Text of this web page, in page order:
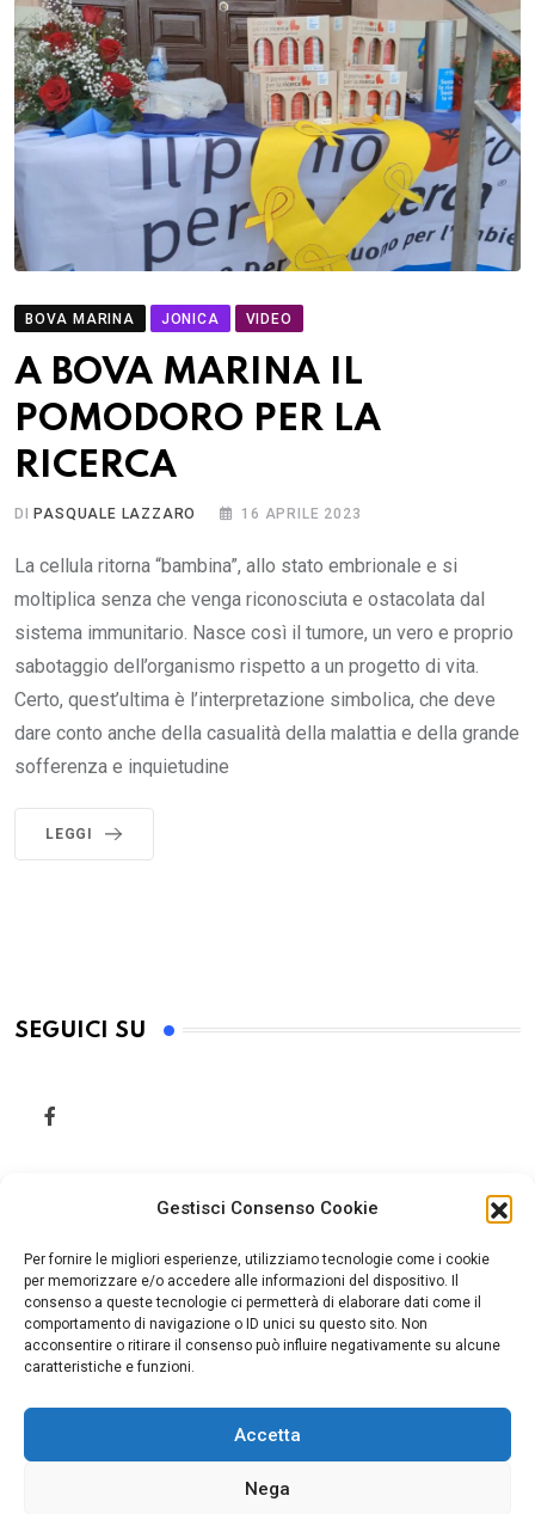
Gestisci Consenso Cookie
Per fornire le migliori esperienze, utilizziamo tecnologie come i cookie
per memorizzare e/o accedere alle informazioni del dispositivo. Il
consenso a queste tecnologie ci permetterà di elaborare dati come il
comportamento di navigazione o ID unici su questo sito. Non
acconsentire o ritirare il consenso può influire negativamente su alcune
caratteristiche e funzioni.
Accetta
Nega
BOVA MARINA JONICA VIDEO
A BOVA MARINA IL
POMODORO PER LA
RICERCA
DI PASQUALE LAZZARO 16 APRILE 2023
La cellula ritorna “bambina”, allo stato embrionale e si
moltiplica senza che venga riconosciuta e ostacolata dal
sistema immunitario. Nasce così il tumore, un vero e proprio
sabotaggio dell’organismo rispetto a un progetto di vita.
Certo, quest’ultima è l’interpretazione simbolica, che deve
dare conto anche della casualità della malattia e della grande
sofferenza e inquietudine
LEGGI
SEGUICI SU
Home Cookie Policy (UE)